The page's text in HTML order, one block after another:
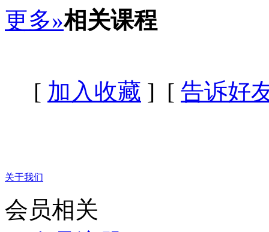
更多»相关课程
[ 加入收藏 ] [ 告诉好
关于我们
会员相关